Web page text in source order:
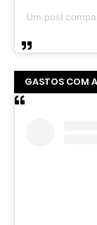
GASTOS COM